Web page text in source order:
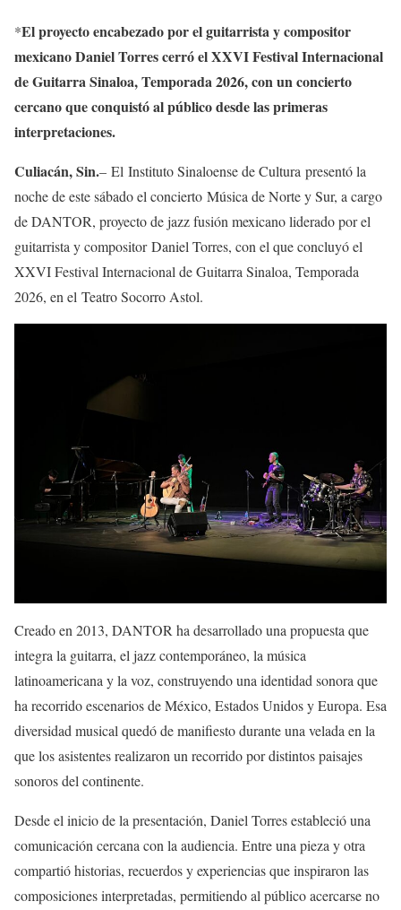
*El proyecto encabezado por el guitarrista y compositor
mexicano Daniel Torres cerró el XXVI Festival Internacional
de Guitarra Sinaloa, Temporada 2026, con un concierto
cercano que conquistó al público desde las primeras
interpretaciones.
Culiacán, Sin.– El Instituto Sinaloense de Cultura presentó la
noche de este sábado el concierto Música de Norte y Sur, a cargo
de DANTOR, proyecto de jazz fusión mexicano liderado por el
guitarrista y compositor Daniel Torres, con el que concluyó el
XXVI Festival Internacional de Guitarra Sinaloa, Temporada
2026, en el Teatro Socorro Astol.
Creado en 2013, DANTOR ha desarrollado una propuesta que
integra la guitarra, el jazz contemporáneo, la música
latinoamericana y la voz, construyendo una identidad sonora que
ha recorrido escenarios de México, Estados Unidos y Europa. Esa
diversidad musical quedó de manifiesto durante una velada en la
que los asistentes realizaron un recorrido por distintos paisajes
sonoros del continente.
Desde el inicio de la presentación, Daniel Torres estableció una
comunicación cercana con la audiencia. Entre una pieza y otra
compartió historias, recuerdos y experiencias que inspiraron las
composiciones interpretadas, permitiendo al público acercarse no